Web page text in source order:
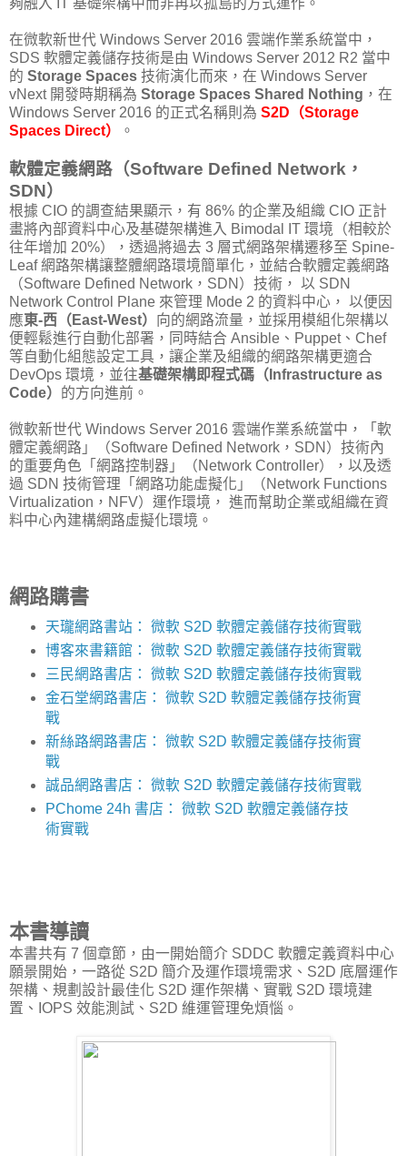
夠融入 IT 基礎架構中而非再以孤島的方式運作。
在微軟新世代 Windows Server 2016 雲端作業系統當中，
SDS 軟體定義儲存技術是由 Windows Server 2012 R2 當中
的 Storage Spaces 技術演化而來，在 Windows Server
vNext 開發時期稱為 Storage Spaces Shared Nothing ，在
Windows Server 2016 的正式名稱則為 S2D（Storage
Spaces Direct）
。
軟體定義網路（Software Defined Network，
SDN）
根據 CIO 的調查結果顯示，有 86% 的企業及組織 CIO 正計
畫將內部資料中心及基礎架構進入 Bimodal IT 環境（相較於
往年增加 20%），透過將過去 3 層式網路架構遷移至 Spine-
Leaf 網路架構讓整體網路環境簡單化，並結合軟體定義網路
（Software Defined Network，SDN）技術， 以 SDN
Network Control Plane 來管理 Mode 2 的資料中心， 以便因
應東-西（East-West） 向的網路流量，並採用模組化架構以
便輕鬆進行自動化部署，同時結合 Ansible、Puppet、Chef
等自動化組態設定工具，讓企業及組織的網路架構更適合
DevOps 環境，並往基礎架構即程式碼（Infrastructure as
Code） 的方向進前。
微軟新世代 Windows Server 2016 雲端作業系統當中，「軟
體定義網路」（Software Defined Network，SDN）技術內
的重要角色「網路控制器」（Network Controller），以及透
過 SDN 技術管理「網路功能虛擬化」（Network Functions
Virtualization，NFV）運作環境， 進而幫助企業或組織在資
料中心內建構網路虛擬化環境。
網路購書
天瓏網路書站： 微軟 S2D 軟體定義儲存技術實戰
博客來書籍館： 微軟 S2D 軟體定義儲存技術實戰
三民網路書店： 微軟 S2D 軟體定義儲存技術實戰
金石堂網路書店： 微軟 S2D 軟體定義儲存技術實
戰
新絲路網路書店： 微軟 S2D 軟體定義儲存技術實
戰
誠品網路書店： 微軟 S2D 軟體定義儲存技術實戰
PChome 24h 書店： 微軟 S2D 軟體定義儲存技
術實戰
本書導讀
本書共有 7 個章節，由一開始簡介 SDDC 軟體定義資料中心
願景開始，一路從 S2D 簡介及運作環境需求、S2D 底層運作
架構、規劃設計最佳化 S2D 運作架構、實戰 S2D 環境建
置、IOPS 效能測試、S2D 維運管理免煩惱。